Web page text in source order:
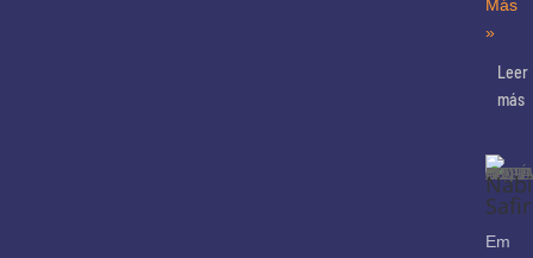
Más
»
Leer
más
Safir
Em